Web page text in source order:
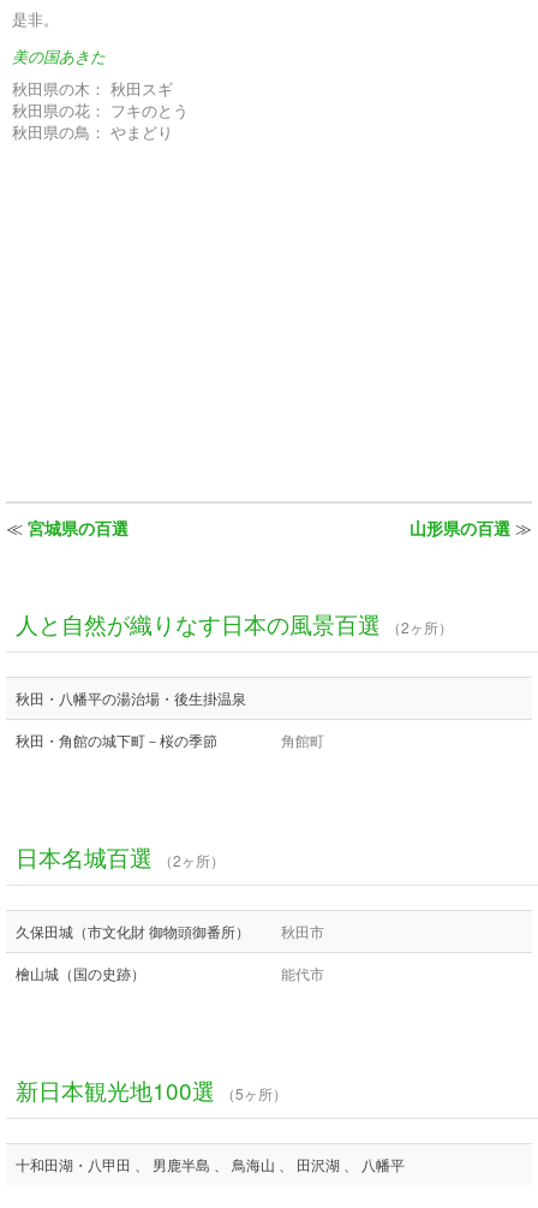
是非。
美の国あきた
秋田県の木： 秋田スギ
秋田県の花： フキのとう
秋田県の鳥： やまどり
≪ 宮城県の百選 山形県の百選 ≫
人と自然が織りなす日本の風景百選 （2ヶ所）
秋田・八幡平の湯治場・後生掛温泉
秋田・角館の城下町－桜の季節 角館町
日本名城百選 （2ヶ所）
久保田城（市文化財 御物頭御番所） 秋田市
檜山城（国の史跡） 能代市
新日本観光地100選 （5ヶ所）
十和田湖・八甲田 、 男鹿半島 、 鳥海山 、 田沢湖 、 八幡平